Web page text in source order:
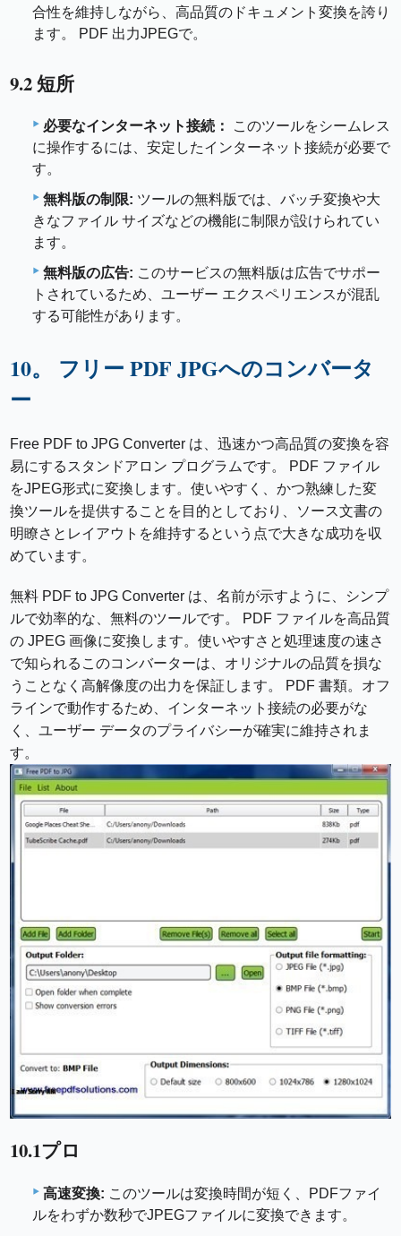
合性を維持しながら、高品質のドキュメント変換を誇り
ます。 PDF 出力JPEGで。
9.2 短所
必要なインターネット接続：
このツールをシームレス
に操作するには、安定したインターネット接続が必要で
す。
無料版の制限: ツールの無料版では、バッチ変換や大
きなファイル サイズなどの機能に制限が設けられてい
ます。
無料版の広告: このサービスの無料版は広告でサポー
トされているため、ユーザー エクスペリエンスが混乱
する可能性があります。
10。 フリー PDF JPGへのコンバータ
ー
Free PDF to JPG Converter は、迅速かつ高品質の変換を容
易にするスタンドアロン プログラムです。 PDF ファイル
をJPEG形式に変換します。使いやすく、かつ熟練した変
換ツールを提供することを目的としており、ソース文書の
明瞭さとレイアウトを維持するという点で大きな成功を収
めています。
無料 PDF to JPG Converter は、名前が示すように、シンプ
ルで効率的な、無料のツールです。 PDF ファイルを高品質
の JPEG 画像に変換します。使いやすさと処理速度の速さ
で知られるこのコンバーターは、オリジナルの品質を損な
うことなく高解像度の出力を保証します。 PDF 書類。オフ
ラインで動作するため、インターネット接続の必要がな
く、ユーザー データのプライバシーが確実に維持されま
す。
10.1プロ
高速変換: このツールは変換時間が短く、PDFファイ
ルをわずか数秒でJPEGファイルに変換できます。